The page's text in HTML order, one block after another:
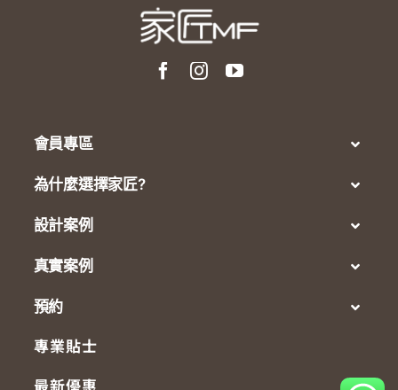
會員專區
為什麼選擇家匠?
設計案例
真實案例
預約
專業貼士
最新優惠